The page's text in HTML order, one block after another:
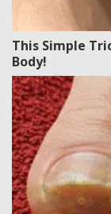
This Simple
Body!